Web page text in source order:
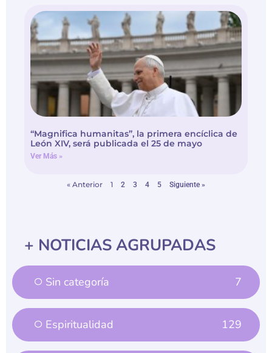
“Magnifica humanitas”, la primera encíclica de
León XIV, será publicada el 25 de mayo
Ver Más »
« Anterior 1 2 3 4 5 Siguiente »
+ NOTICIAS AGRUPADAS
Sin categoría 7
Espiritualidad 129